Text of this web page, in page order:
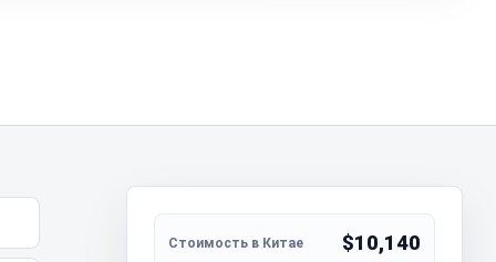
$10,140